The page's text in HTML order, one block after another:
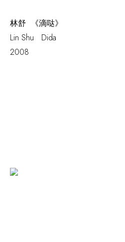
林舒 《滴哒》
Lin Shu
Dida
2008